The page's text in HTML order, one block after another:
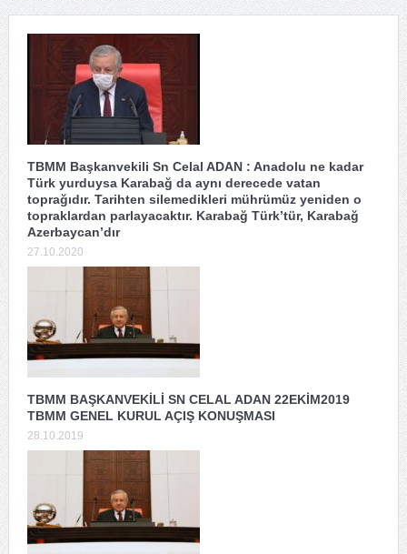
TBMM Başkanvekili Sn Celal ADAN : Anadolu ne kadar
Türk yurduysa Karabağ da aynı derecede vatan
toprağıdır. Tarihten silemedikleri mührümüz yeniden o
topraklardan parlayacaktır. Karabağ Türk’tür, Karabağ
Azerbaycan’dır
27.10.2020
TBMM BAŞKANVEKİLİ SN CELAL ADAN 22EKİM2019
TBMM GENEL KURUL AÇIŞ KONUŞMASI
28.10.2019